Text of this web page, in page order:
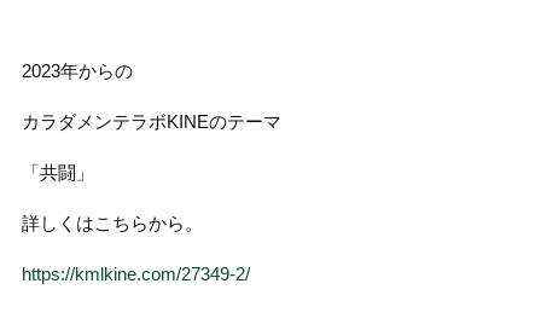
2023年からの
カラダメンテラボKINEのテーマ
「共闘」
詳しくはこちらから。
https://kmlkine.com/27349-2/